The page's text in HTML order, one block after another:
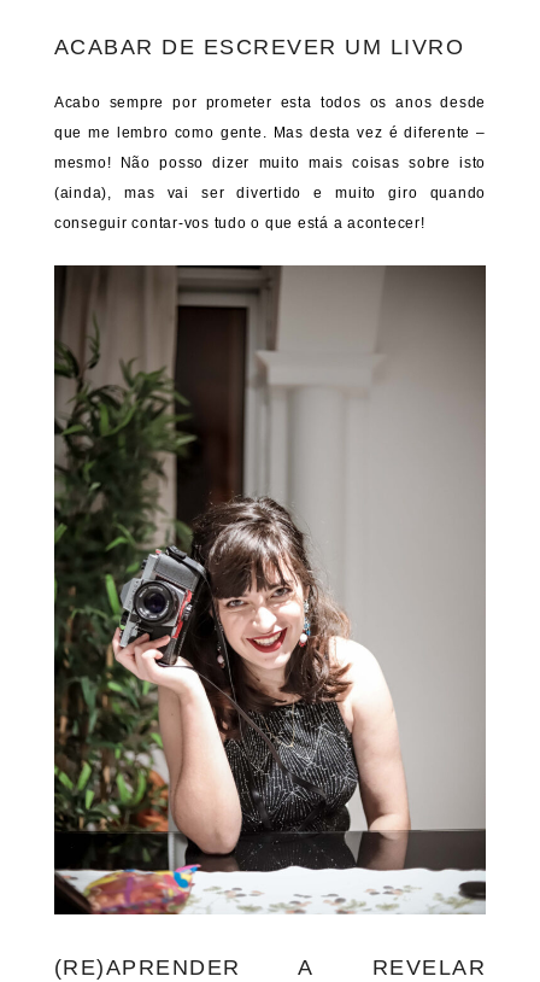
ACABAR DE ESCREVER UM LIVRO
Acabo sempre por prometer esta todos os anos desde
que me lembro como gente. Mas desta vez é diferente –
mesmo! Não posso dizer muito mais coisas sobre isto
(ainda), mas vai ser divertido e muito giro quando
conseguir contar-vos tudo o que está a acontecer!
(RE)APRENDER A REVELAR